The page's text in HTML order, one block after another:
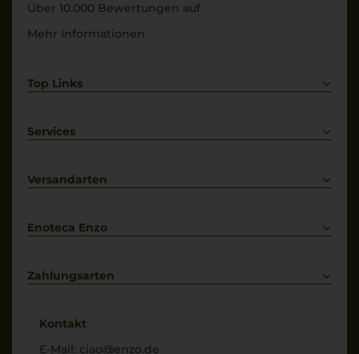
Über 10.000 Bewertungen auf
Mehr Informationen
Top Links
Weißwein
Services
Kontakt
Versandarten
Enoteca Enzo
Bewertungs-Richtlinien
Zahlungsarten
Kontakt
E-Mail: ciao@enzo.de